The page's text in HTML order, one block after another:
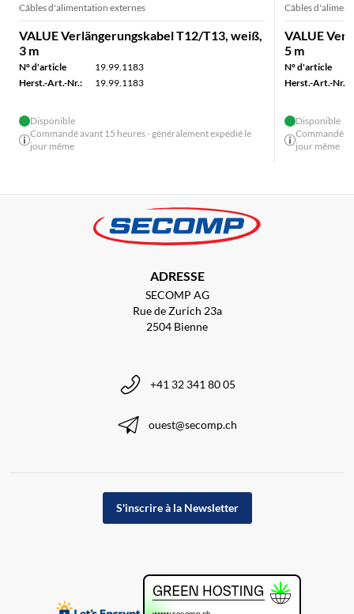
Câbles d'alimentation externes
VALUE Verlängerungskabel T12/T13, weiß,
3 m
N° d'article
19.99.1183
Herst.-Art.-Nr.:
19.99.1183
Disponible
Commandé avant 15 heures - généralement expédié le
jour même
Câbles
VALUE
5 m
N° d'article
Herst.-Art.-Nr.:
Disponible
Commandé
jour même
ADRESSE
SECOMP AG
Rue de Zurich 23a
2504 Bienne
+41 32 341 80 05
ouest@secomp.ch
S'inscrire à la Newsletter